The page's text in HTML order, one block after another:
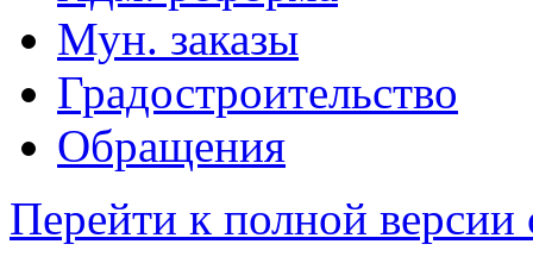
Мун. заказы
Градостроительство
Обращения
Перейти к полной версии